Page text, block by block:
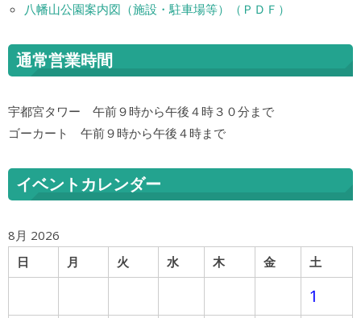
八幡山公園案内図 （施設・駐車場等）（ＰＤＦ）
通常営業時間
宇都宮タワー 午前９時から午後４時３０分まで
ゴーカート 午前９時から午後４時まで
イベントカレンダー
8月 2026
日
月 火 水 木 金 土
1